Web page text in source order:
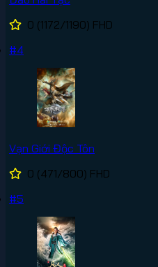
0 (1172/1190) FHD
#4
Vạn Giới Độc Tôn
0 (471/800) FHD
#5